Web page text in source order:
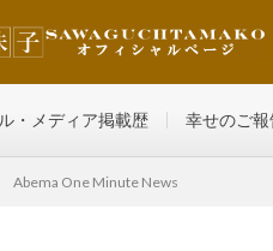
・メディア掲載歴 幸せのご報
Abema One Minute News